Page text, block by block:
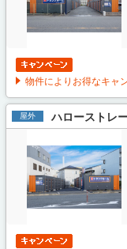
物件によりお得なキャ
屋外 ハローストレ